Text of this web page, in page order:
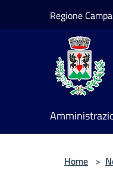
Regione
Home >